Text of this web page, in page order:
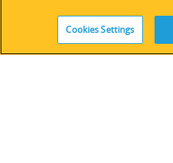
レガシーデバイス＆
Cookies Settings